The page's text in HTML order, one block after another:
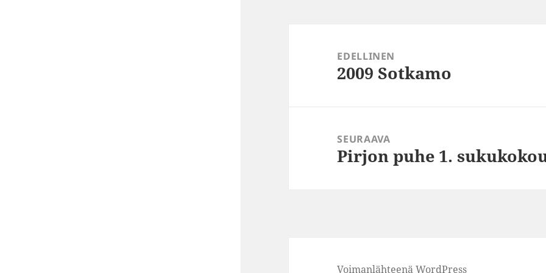
EDELLINEN
Edellinen
2009 Sotkamo
SEURAAVA
Seuraava
Pirjon puhe 1.
Voimanlähteenä WordPress